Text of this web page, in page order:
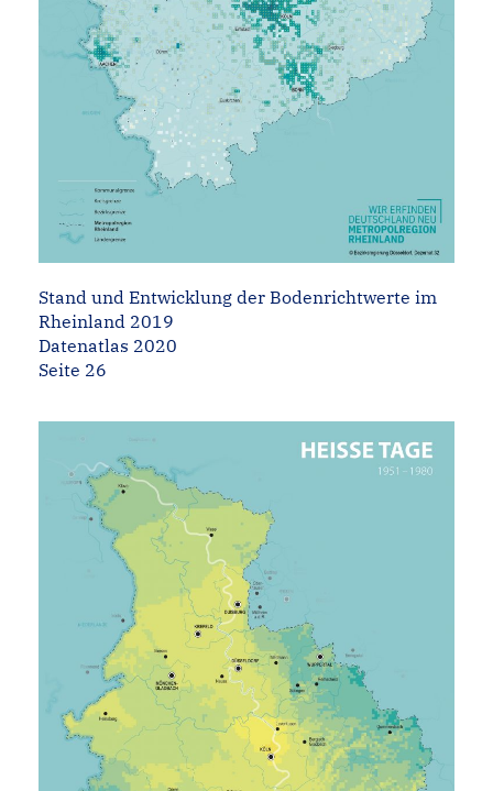
Stand und Entwicklung der Bodenrichtwerte im
Rheinland 2019
Datenatlas 2020
Seite 26